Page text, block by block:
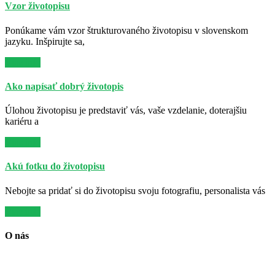
Vzor životopisu
Ponúkame vám vzor štrukturovaného životopisu v slovenskom
jazyku. Inšpirujte sa,
Ako napísať dobrý životopis
Úlohou životopisu je predstaviť vás, vaše vzdelanie, doterajšiu
kariéru a
Akú fotku do životopisu
Nebojte sa pridať si do životopisu svoju fotografiu, personalista vás
O nás